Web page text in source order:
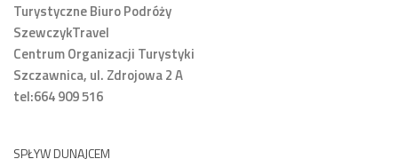
Turystyczne Biuro Podróży
SzewczykTravel
Centrum Organizacji Turystyki
Szczawnica, ul. Zdrojowa 2 A
tel:664 909 516
SPŁYW DUNAJCEM